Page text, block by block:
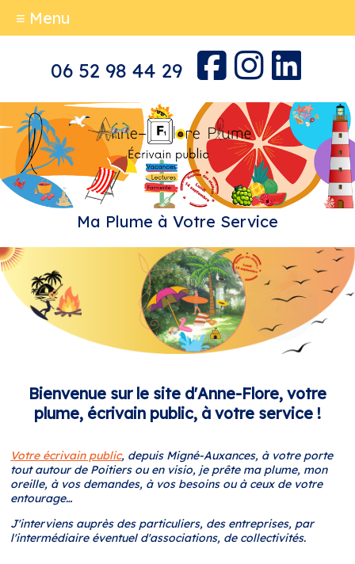
06 52 98 44 29
Ma Plume à Votre Service
≡ Menu
Bienvenue sur le site d'Anne-Flore, votre
plume, écrivain public, à votre service !
Votre écrivain public, depuis Migné-Auxances, à votre porte
tout autour de Poitiers ou en visio, je prête ma plume, mon
oreille, à vos demandes, à vos besoins ou à ceux de votre
entourage…
J'interviens auprès des particuliers, des entreprises, par
l'intermédiaire éventuel d'associations, de collectivités.